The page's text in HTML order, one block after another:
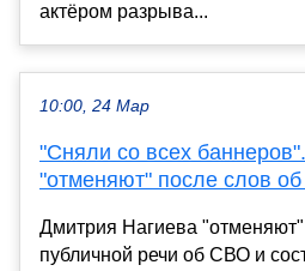
актёром разрыва...
10:00, 24 Мар
"Сняли со всех
"отменяют" после слов
Дмитрия Нагиева
публичной речи об СВО и